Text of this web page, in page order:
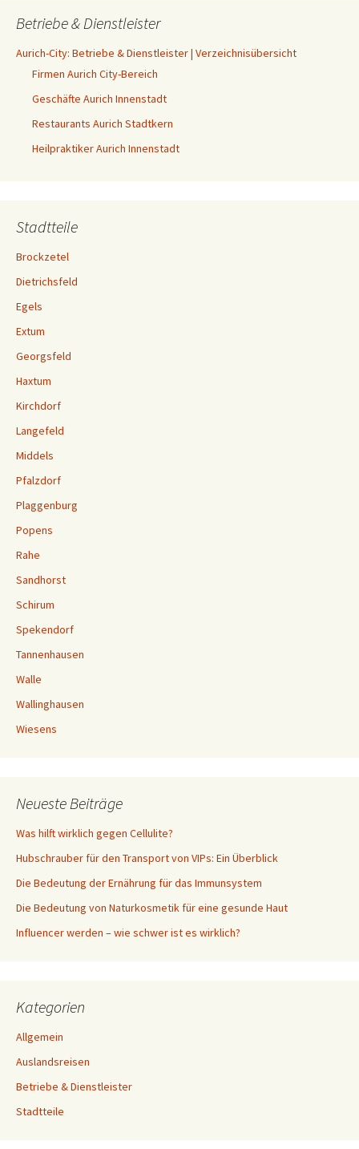
Betriebe & Dienstleister
Aurich-City: Betriebe & Dienstleister | Verzeichnisübersicht
Firmen Aurich City-Bereich
Geschäfte Aurich Innenstadt
Restaurants Aurich Stadtkern
Heilpraktiker Aurich Innenstadt
Stadtteile
Brockzetel
Dietrichsfeld
Egels
Extum
Georgsfeld
Haxtum
Kirchdorf
Langefeld
Middels
Pfalzdorf
Plaggenburg
Popens
Rahe
Sandhorst
Schirum
Spekendorf
Tannenhausen
Walle
Wallinghausen
Wiesens
Neueste Beiträge
Was hilft wirklich gegen Cellulite?
Hubschrauber für den Transport von VIPs: Ein Überblick
Die Bedeutung der Ernährung für das Immunsystem
Die Bedeutung von Naturkosmetik für eine gesunde Haut
Influencer werden – wie schwer ist es wirklich?
Kategorien
Allgemein
Auslandsreisen
Betriebe & Dienstleister
Stadtteile